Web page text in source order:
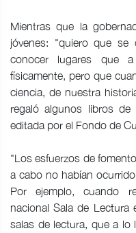
Mientras que la
jóvenes: "quiero que se
conocer lugares que
físicamente, pero que
ciencia, de nuestra
regaló algunos libros
editada por el Fondo de
"Los esfuerzos de
a cabo no habían
Por ejemplo, cuando
nacional Sala de
salas de lectura, que a